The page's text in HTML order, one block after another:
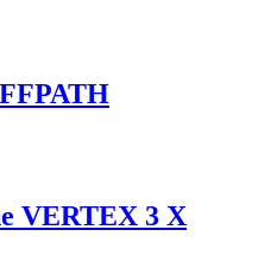
VERTEX 3 X